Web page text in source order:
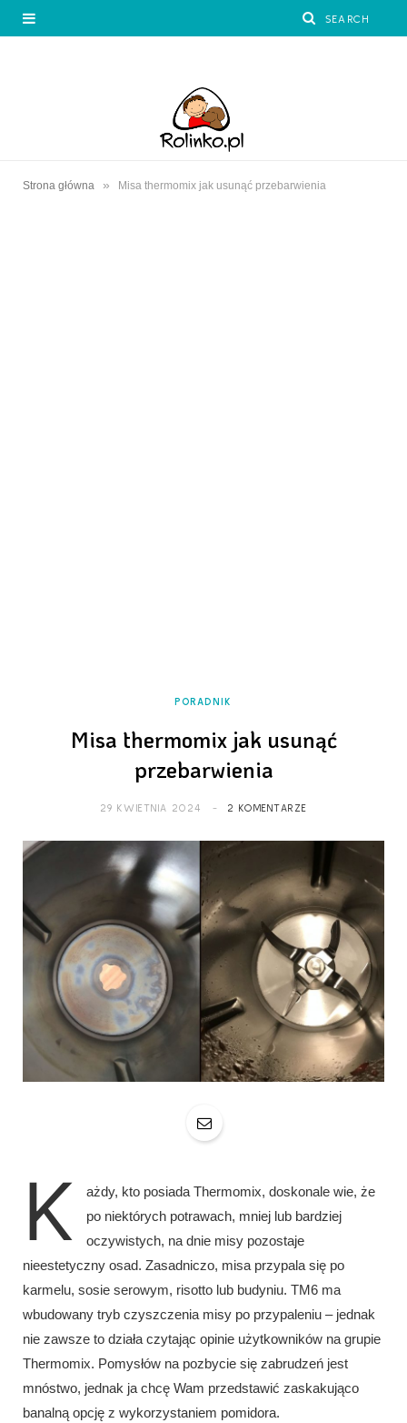
Strona główna » Misa thermomix jak usunąć przebarwienia
PORADNIK
Misa thermomix jak usunąć
przebarwienia
29 KWIETNIA 2024 2 KOMENTARZE
K
ażdy, kto posiada Thermomix, doskonale wie, że
po niektórych potrawach, mniej lub bardziej
oczywistych, na dnie misy pozostaje
nieestetyczny osad. Zasadniczo, misa przypala się po
karmelu, sosie serowym, risotto lub budyniu. TM6 ma
wbudowany tryb czyszczenia misy po przypaleniu – jednak
nie zawsze to działa czytając opinie użytkowników na grupie
Thermomix. Pomysłów na pozbycie się zabrudzeń jest
mnóstwo, jednak ja chcę Wam przedstawić zaskakująco
banalną opcję z wykorzystaniem pomidora.